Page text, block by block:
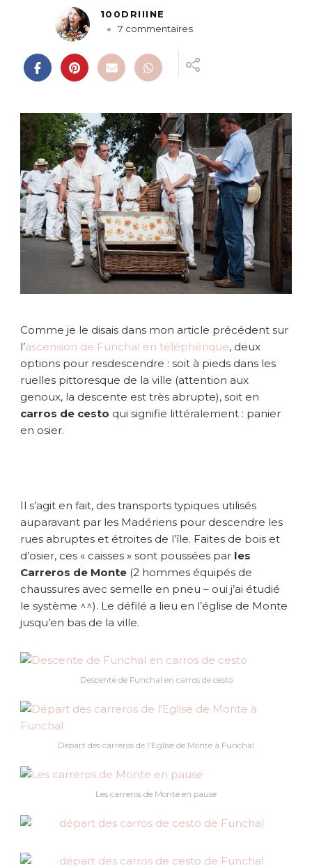
100DRIIINE
7 commentairess
r
L
c
a
r
r
o
s
d
e
c
e
s
u
n
c
h
a
o
u
Comme je le disais dans mon article précédent sur
l’ascension de Funchal en téléphérique, deux
options pour resdescendre : soit à pieds dans les
ruelles pittoresque de la ville (attention aux
genoux, la descente est très abrupte), soit en
carros de cesto qui signifie littéralement : panier
en osier.
Il s’agit en fait, des transports typiques utilisés
auparavant par les Madériens pour descendre les
rues abruptes et étroites de l’île. Faites de bois et
d’osier, ces « caisses » sont poussées par les
Carreros de Monte (2 hommes équipés de
chaussures avec semelle en pneu – oui j’ai étudié
le système ^^). Le défilé a lieu en l’église de Monte
jusqu’en bas de la ville.
Descente de Funchal en carros de cesto
Départ des carreros de l'Eglise de Monte à Funchal
Les carreros de Monte en pause